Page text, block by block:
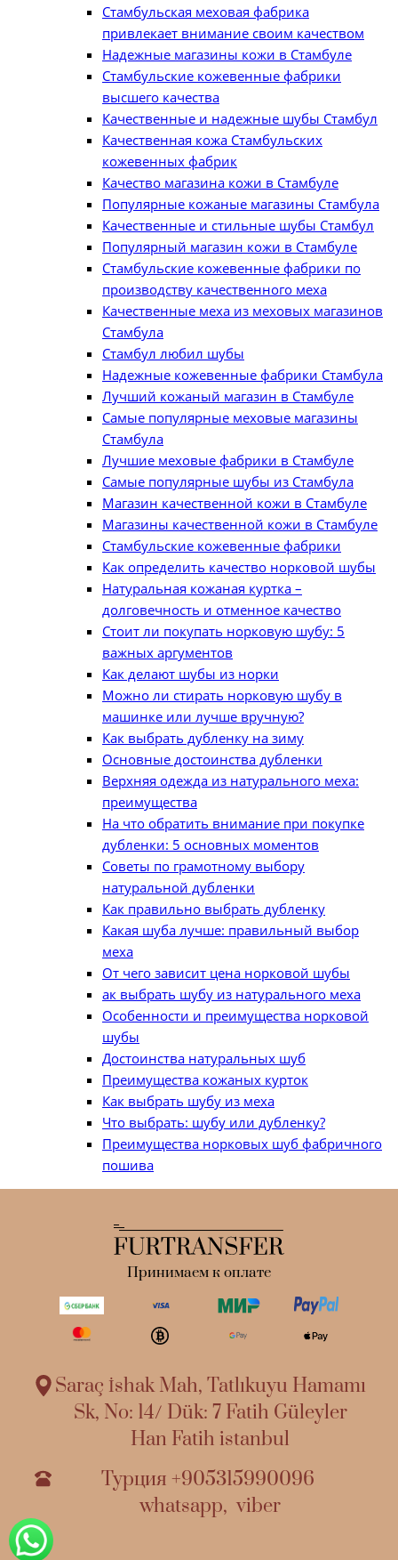
Стамбульская меховая фабрика
привлекает внимание своим качеством
Надежные магазины кожи в Стамбуле
Стамбульские кожевенные фабрики
высшего качества
Качественные и надежные шубы Стамбул
Качественная кожа Стамбульских
кожевенных фабрик
Качество магазина кожи в Стамбуле
Популярные кожаные магазины Стамбула
Качественные и стильные шубы Стамбул
Популярный магазин кожи в Стамбуле
Стамбульские кожевенные фабрики по
производству качественного меха
Качественные меха из меховых магазинов
Стамбула
Стамбул любил шубы
Надежные кожевенные фабрики Стамбула
Лучший кожаный магазин в Стамбуле
Самые популярные меховые магазины
Стамбула
Лучшие меховые фабрики в Стамбуле
Самые популярные шубы из Стамбула
Магазин качественной кожи в Стамбуле
Магазины качественной кожи в Стамбуле
Стамбульские кожевенные фабрики
Как определить качество норковой шубы
Натуральная кожаная куртка –
долговечность и отменное качество
Стоит ли покупать норковую шубу: 5
важных аргументов
Как делают шубы из норки
Можно ли стирать норковую шубу в
машинке или лучше вручную?
Как выбрать дубленку на зиму
Основные достоинства дубленки
Верхняя одежда из натурального меха:
преимущества
На что обратить внимание при покупке
дубленки: 5 основных моментов
Советы по грамотному выбору
натуральной дубленки
Как правильно выбрать дубленку
Какая шуба лучше: правильный выбор
меха
От чего зависит цена норковой шубы
ак выбрать шубу из натурального меха
Особенности и преимущества норковой
шубы
Достоинства натуральных шуб
Преимущества кожаных курток
Как выбрать шубу из меха
Что выбрать: шубу или дубленку?
Преимущества норковых шуб фабричного
пошива
Принимаем к оплате
Saraç İshak Mah, Tatlıkuyu Hamamı
Sk, No: 14/ Dük: 7 Fatih Güleyler
Han Fatih istanbul
Турция +905315990096
whatsapp, viber